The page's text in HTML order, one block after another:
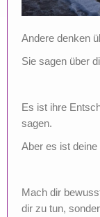
Andere denken
Sie sagen über
Es ist ihre
sagen.
Aber es ist
Mach dir
dir zu tun,